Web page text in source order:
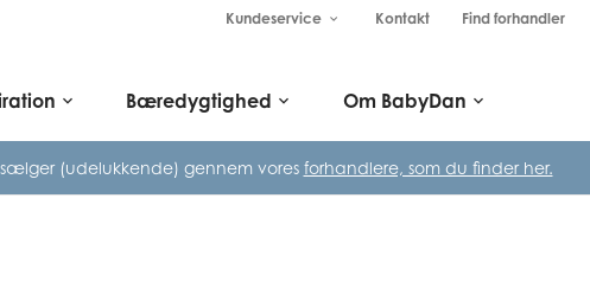
Kundeservice keyboard_arrow_down Kontakt Find forhandler
keyboard_arrow_down Bæredygtighed keyboard_arrow_down Om BabyDan keyboard_arrow_down
(udelukkende) gennem vores forhandlere, som du finder her.